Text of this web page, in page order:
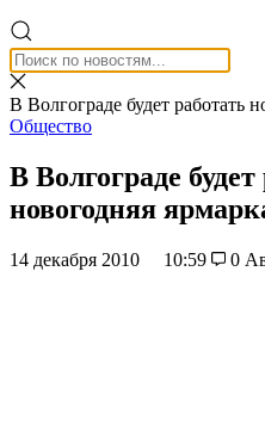
В Волгограде будет работать
Общество
В Волгограде будет
новогодняя
14 декабря 2010 10:59 0